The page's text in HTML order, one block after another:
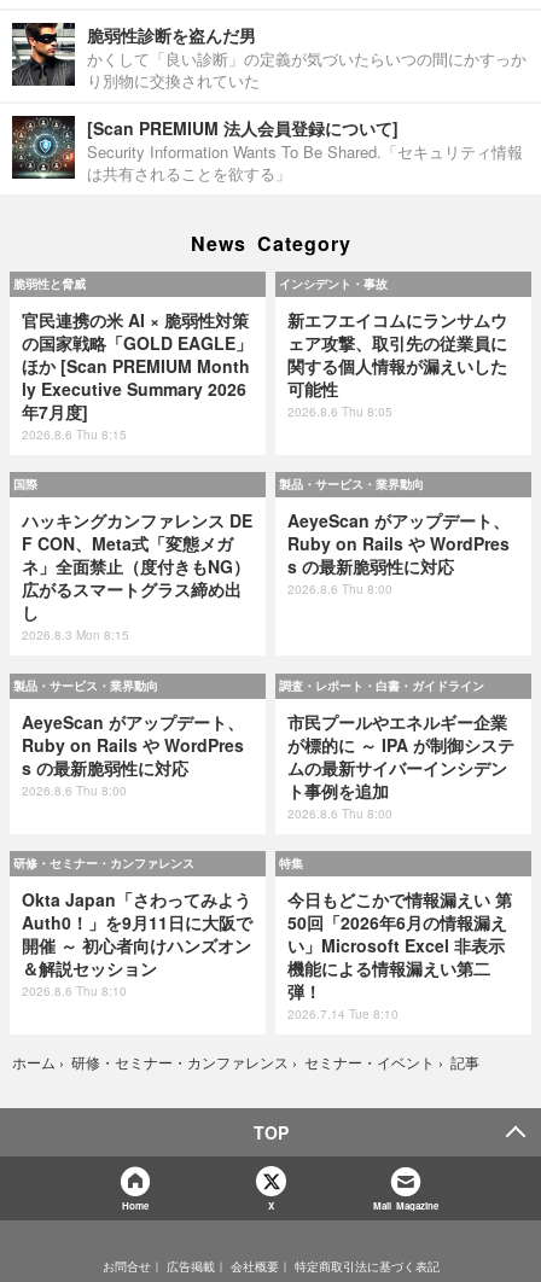
脆弱性診断を盗んだ男
かくして「良い診断」の定義が気づいたらいつの間にかすっか
り別物に交換されていた
[Scan PREMIUM 法人会員登録について]
Security Information Wants To Be Shared.「セキュリティ情報
は共有されることを欲する」
News Category
脆弱性と脅威
官民連携の米 AI × 脆弱性対策
の国家戦略「GOLD EAGLE」
ほか [Scan PREMIUM Month
ly Executive Summary 2026
年7月度]
2026.8.6 Thu 8:15
インシデント・事故
新エフエイコムにランサムウ
ェア攻撃、取引先の従業員に
関する個人情報が漏えいした
可能性
2026.8.6 Thu 8:05
国際
ハッキングカンファレンス DE
F CON、Meta式「変態メガ
ネ」全面禁止（度付きもNG）
広がるスマートグラス締め出
し
2026.8.3 Mon 8:15
製品・サービス・業界動向
AeyeScan がアップデート、
Ruby on Rails や WordPres
s の最新脆弱性に対応
2026.8.6 Thu 8:00
製品・サービス・業界動向
AeyeScan がアップデート、
Ruby on Rails や WordPres
s の最新脆弱性に対応
2026.8.6 Thu 8:00
調査・レポート・白書・ガイドライン
市民プールやエネルギー企業
が標的に ～ IPA が制御システ
ムの最新サイバーインシデン
ト事例を追加
2026.8.6 Thu 8:00
研修・セミナー・カンファレンス
Okta Japan「さわってみよう
Auth0！」を9月11日に大阪で
開催 ～ 初心者向けハンズオン
＆解説セッション
2026.8.6 Thu 8:10
特集
今日もどこかで情報漏えい 第
50回「2026年6月の情報漏え
い」Microsoft Excel 非表示
機能による情報漏えい第二
弾！
2026.7.14 Tue 8:10
ホーム › 研修・セミナー・カンファレンス › セミナー・イベント › 記事
TOP
Home X Mail Magazine
お問合せ 広告掲載 会社概要 特定商取引法に基づく表記